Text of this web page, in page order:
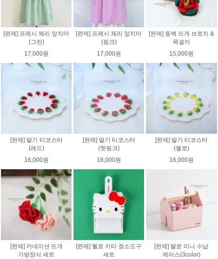
[완제] 프레시 체리 앞치마
(그린)
17,000원
[완제] 프레시 체리 앞치마
(핑크)
17,000원
[완제] 동백 뜨개 브로치 &
목걸이
15,000원
[완제] 딸기 티코스터
(레드)
16,000원
[완제] 딸기 티코스터
(핫핑크)
16,000원
[완제] 딸기 티코스터
(옐로)
16,000원
[완제] 카네이션 뜨개
가방장식 세트
[완제] 헬로 키티 청소도구
세트
[완제] 팔로 미니 수납
케이스(3color)